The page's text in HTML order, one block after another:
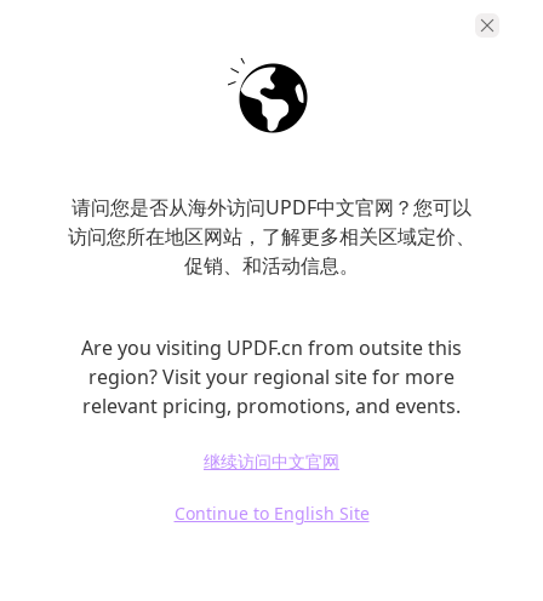
请问您是否从海外访问UPDF中文官网？您可以
访问您所在地区网站，了解更多相关区域定价、
促销、和活动信息。
Are you visiting UPDF.cn from outsite this
region? Visit your regional site for more
relevant pricing, promotions, and events.
继续访问中文官网
Continue to English Site
批量处理: PDFedit还支持批量处理多个PDF
文件，可在“文件”菜单中找到相关功能，节省
文件，以防止意外发生导致数据丢失。
PDFedit编辑器的常见问题
配或文本框大小不合适导致的。建议选择合适
的字体和调整文本框大小。
导出PDF文件过大: 如果导出的PDF文件过
大，可以尝试压缩图片或减少文本格式。
编辑器闪退: 若PDFedit编辑器频繁闪退，可